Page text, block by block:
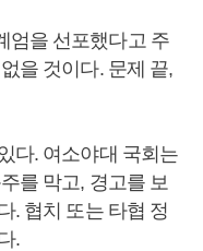
엄을 선포했다고 주
을 것이다. 문제 끝,
다. 여소야대 국회는
를 막고, 경고를 보
. 협치 또는 타협 정
.